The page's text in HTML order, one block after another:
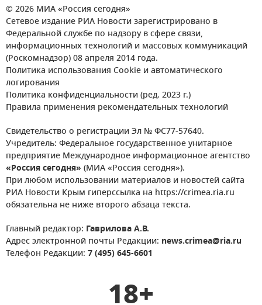
© 2026 МИА «Россия сегодня»
Сетевое издание РИА Новости зарегистрировано в
Федеральной службе по надзору в сфере связи,
информационных технологий и массовых коммуникаций
(Роскомнадзор) 08 апреля 2014 года.
Политика использования Cookie и автоматического
логирования
Политика конфиденциальности (ред. 2023 г.)
Правила применения рекомендательных технологий
Свидетельство о регистрации Эл № ФС77-57640.
Учредитель: Федеральное государственное унитарное
предприятие Международное информационное агентство
«Россия сегодня» (МИА «Россия сегодня»).
При любом использовании материалов и новостей сайта
РИА Новости Крым гиперссылка на https://crimea.ria.ru
обязательна не ниже второго абзаца текста.
Главный редактор: Гаврилова А.В.
Адрес электронной почты Редакции: news.crimea@ria.ru
Телефон Редакции: 7 (495) 645-6601